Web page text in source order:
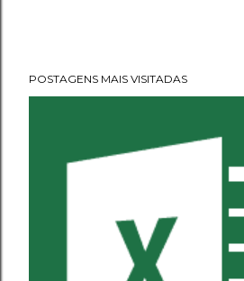
POSTAGENS MAIS VISITADAS